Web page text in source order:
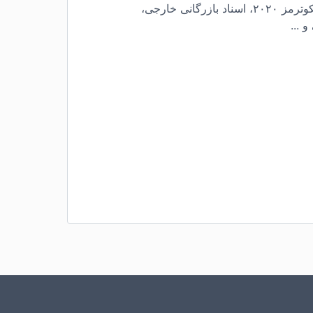
مقررات صادرات و واردات، اعتبارات اسنادی، اینکوترمز ۲۰۲۰، اسناد بازرگانی خارجی،
و ...